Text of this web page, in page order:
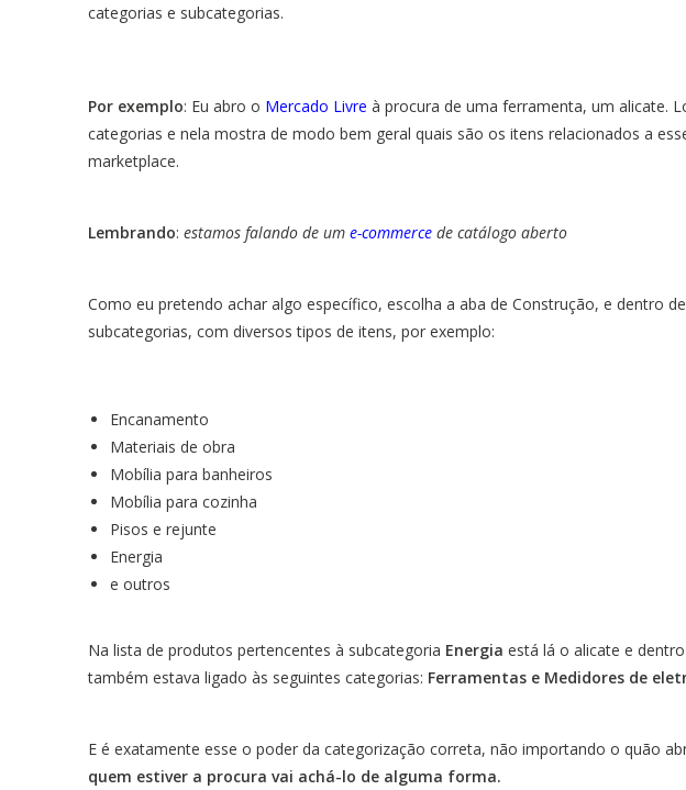
categorias e subcategorias.
Por exemplo: Eu abro o Mercado Livre à procura de uma ferramenta, um alicate.
categorias e nela mostra de modo bem geral quais são os itens relacionados a
marketplace.
Lembrando: estamos falando de um e-commerce de catálogo aberto
Como eu pretendo achar algo específico, escolha a aba de Construção, e dentro
subcategorias, com diversos tipos de itens, por exemplo:
Encanamento
Materiais de obra
Mobília para banheiros
Mobília para cozinha
Pisos e rejunte
Energia
e outros
Na lista de produtos pertencentes à subcategoria Energia está lá o alicate e
também estava ligado às seguintes categorias: Ferramentas e Medidores de
E é exatamente esse o poder da categorização correta, não importando o quão
quem estiver a procura vai achá-lo de alguma forma.